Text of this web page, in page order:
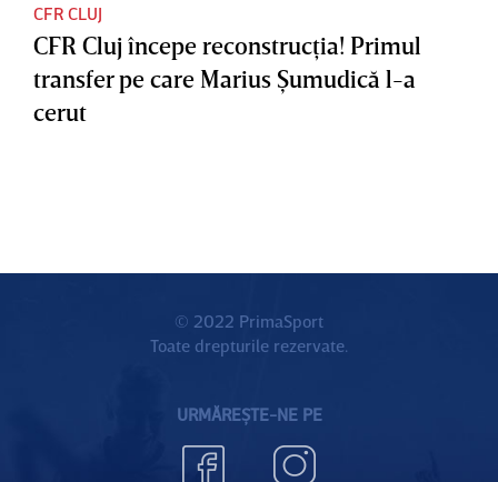
CFR CLUJ
CFR Cluj începe reconstrucţia! Primul
transfer pe care Marius Şumudică l-a
cerut
© 2022 PrimaSport
Toate drepturile rezervate.
URMĂREȘTE-NE PE